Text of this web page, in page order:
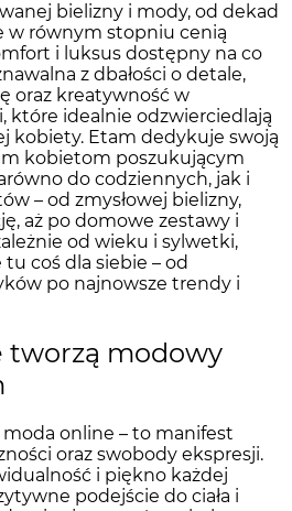
bielizny i mody, od dekad
w równym stopniu cenią
i luksus dostępny na co
z dbałości o detale,
oraz kreatywność w
które idealnie odzwierciedlają
kobiety. Etam dedykuje swoją
kobietom poszukującym
do codziennych, jak i
– od zmysłowej bielizny,
aż po domowe zestawy i
od wieku i sylwetki,
coś dla siebie – od
po najnowsze trendy i
tworzą modowy
online – to manifest
oraz swobody ekspresji.
i piękno każdej
podejście do ciała i